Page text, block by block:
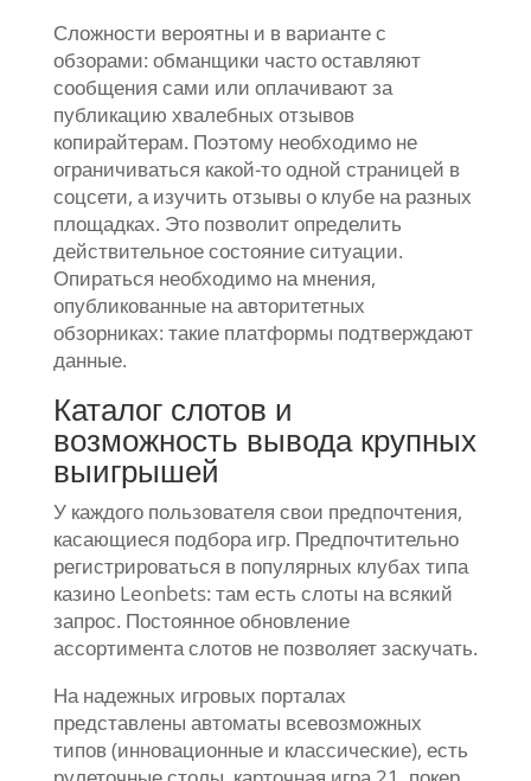
Сложности вероятны и в варианте с
обзорами: обманщики часто оставляют
сообщения сами или оплачивают за
публикацию хвалебных отзывов
копирайтерам. Поэтому необходимо не
ограничиваться какой-то одной страницей в
соцсети, а изучить отзывы о клубе на разных
площадках. Это позволит определить
действительное состояние ситуации.
Опираться необходимо на мнения,
опубликованные на авторитетных
обзорниках: такие платформы подтверждают
данные.
Каталог слотов и
возможность вывода крупных
выигрышей
У каждого пользователя свои предпочтения,
касающиеся подбора игр. Предпочтительно
регистрироваться в популярных клубах типа
казино Leonbets: там есть слоты на всякий
запрос. Постоянное обновление
ассортимента слотов не позволяет заскучать.
На надежных игровых порталах
представлены автоматы всевозможных
типов (инновационные и классические), есть